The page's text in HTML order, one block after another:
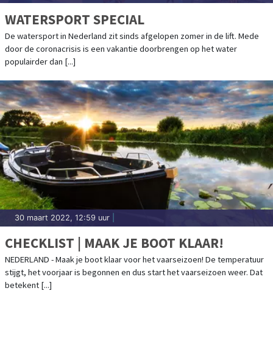
WATERSPORT SPECIAL
De watersport in Nederland zit sinds afgelopen zomer in de lift. Mede
door de coronacrisis is een vakantie doorbrengen op het water
populairder dan [...]
30 maart 2022, 12:59 uur
CHECKLIST | MAAK JE BOOT KLAAR!
NEDERLAND - Maak je boot klaar voor het vaarseizoen! De temperatuur
stijgt, het voorjaar is begonnen en dus start het vaarseizoen weer. Dat
betekent [...]